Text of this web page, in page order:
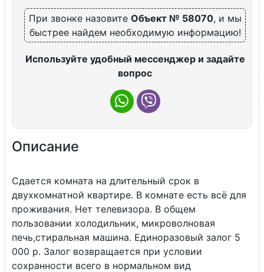
При звонке назовите Объект № 58070, и мы
быстрее найдем необходимую информацию!
Используйте удобный мессенджер и задайте
вопрос
Описание
Сдается комната на длительный срок в
двухкомнатной квартире. В комнате есть всё для
проживания. Нет телевизора. В общем
пользовании холодильник, микроволновая
печь,стиральная машина. Единоразовый залог 5
000 р. Залог возвращается при условии
сохранности всего в нормальном вид